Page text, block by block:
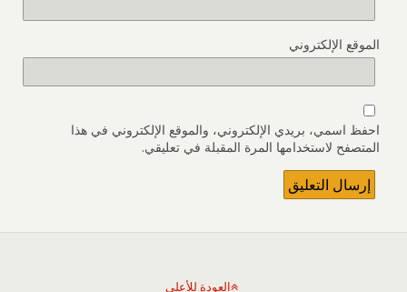
الموقع الإلكتروني
احفظ اسمي، بريدي الإلكتروني، والموقع الإلكتروني في هذا
المتصفح لاستخدامها المرة المقبلة في تعليقي.
العودة للأعلى